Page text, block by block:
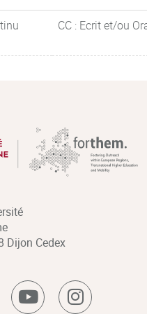
CC : Ecrit et/ou
Dijon Cedex